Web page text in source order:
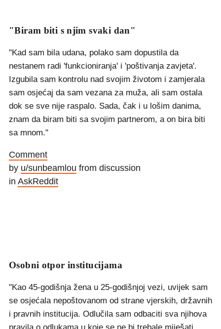
"Biram biti s njim svaki dan"
"Kad sam bila udana, polako sam dopustila da
nestanem radi 'funkcioniranja' i 'poštivanja zavjeta'.
Izgubila sam kontrolu nad svojim životom i zamjerala
sam osjećaj da sam vezana za muža, ali sam ostala
dok se sve nije raspalo. Sada, čak i u lošim danima,
znam da biram biti sa svojim partnerom, a on bira biti
sa mnom."
Comment
by u/sunbeamlou from discussion
in AskReddit
Osobni otpor institucijama
"Kao 45-godišnja žena u 25-godišnjoj vezi, uvijek sam
se osjećala nepoštovanom od strane vjerskih, državnih
i pravnih institucija. Odlučila sam odbaciti sva njihova